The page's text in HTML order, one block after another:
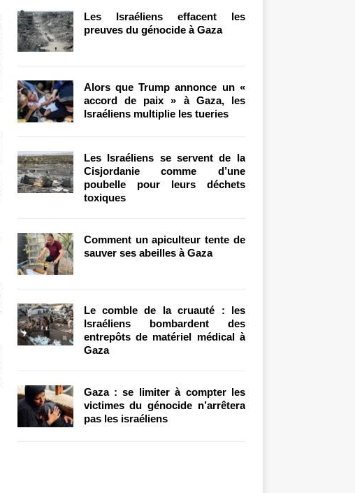
Les Israéliens effacent les
preuves du génocide à Gaza
Alors que Trump annonce un «
accord de paix » à Gaza, les
Israéliens multiplie les tueries
Les Israéliens se servent de la
Cisjordanie comme d’une
poubelle pour leurs déchets
toxiques
Comment un apiculteur tente de
sauver ses abeilles à Gaza
Le comble de la cruauté : les
Israéliens bombardent des
entrepôts de matériel médical à
Gaza
Gaza : se limiter à compter les
victimes du génocide n’arrêtera
pas les israéliens